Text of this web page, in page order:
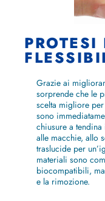
PROTESI
Grazie ai
sorprende che le
scelta migliore
sono
chiusure a
alle macchie, allo
traslucide per
materiali sono
biocompatibili,
e la rimozione.